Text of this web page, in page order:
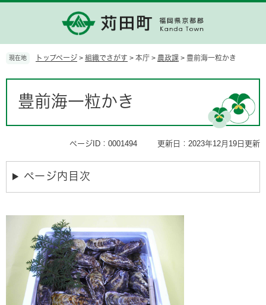
の
で
ー
ば
現在地 トップページ > 組織でさがす > 本庁 > 農政課 > 豊前海一粒かき
豊前海一粒かき
ページID：0001494 更新日：2023年12月19日更新
ページ内目次